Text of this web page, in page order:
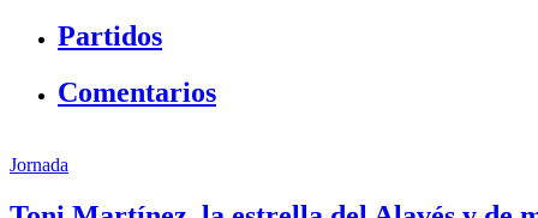
Partidos
Comentarios
Jornada